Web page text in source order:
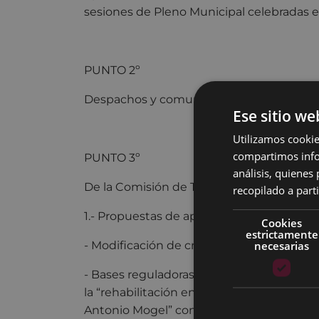
sesiones de Pleno Municipal celebradas
PUNTO 2º
Despachos y comunicaciones.
PUNTO 3º
De la Comisión de Trabajo de Cuentas,
1.- Propuestas de aprobación de:
- Modificación de créditos y
- Bases reguladoras de la concesión
la “rehabilitación energética de edificios
Antonio Mogel” con cargo al 7º
Ese sitio
Utilizamos
compartimos
análisis,
recopilado a
Cookies
estrictamente
necesarias